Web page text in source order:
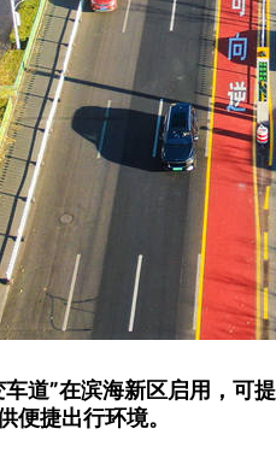
道”在滨海新区启用，可提
便捷出行环境。